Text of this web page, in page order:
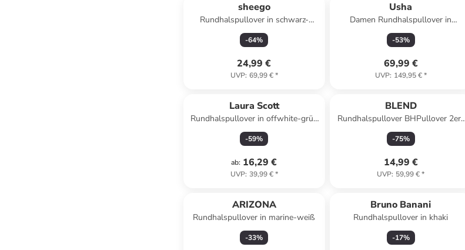
sheego
Rundhalspullover in schwarz-
gemustert
-64%
24,99 €
UVP: 69,99 €*
Usha
Damen Rundhalspullover in
Beerenrot
-53%
69,99 €
UVP: 149,95 €*
Laura Scott
Rundhalspullover in offwhite-grün
gestreift
-59%
ab: 16,29 €
UVP: 39,99 €*
BLEND
Rundhalspullover BHPullover 2er-
Pack in Grün
-75%
14,99 €
UVP: 59,99 €*
ARIZONA
Rundhalspullover in marine-weiß
-33%
Bruno Banani
Rundhalspullover in khaki
-17%